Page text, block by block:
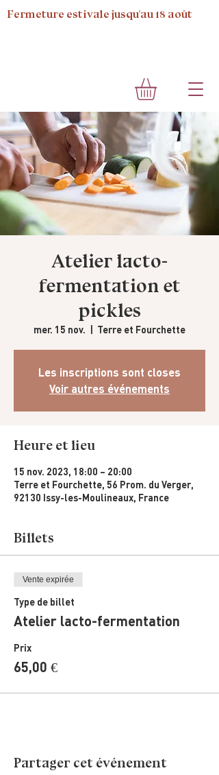
Fermeture estivale jusqu'au 18 août
Atelier lacto-
fermentation et
pickles
mer. 15 nov. Terre et Fourchette
Les inscriptions sont closes
Voir autres événements
Heure et lieu
15 nov. 2023, 18:00 – 20:00
Terre et Fourchette, 56 Prom. du Verger,
92130 Issy-les-Moulineaux, France
Billets
Vente expirée
Type de billet
Atelier lacto-fermentation
Prix
65,00 €
Partager cet événement